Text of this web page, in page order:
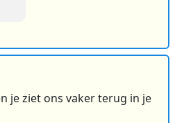
je ziet ons vaker terug in je